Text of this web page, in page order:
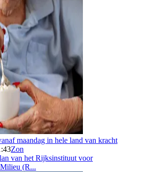
maandag in hele land van kracht
Zon
van het Rijksinstituut voor
(R...